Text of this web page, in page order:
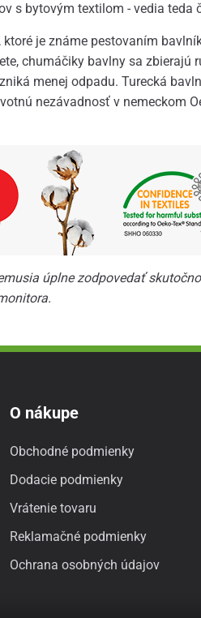
s bytovým textilom - vedia teda
ktoré je známe pestovaním
chumáčiky bavlny sa zbierajú
menej odpadu. Turecká
nezávadnosť v nemeckom
úplne zodpovedať
O nákupe
Obchodné podmienky
Dodacie podmienky
Vrátenie tovaru
Reklamačné podmienky
Ochrana osobných údajov